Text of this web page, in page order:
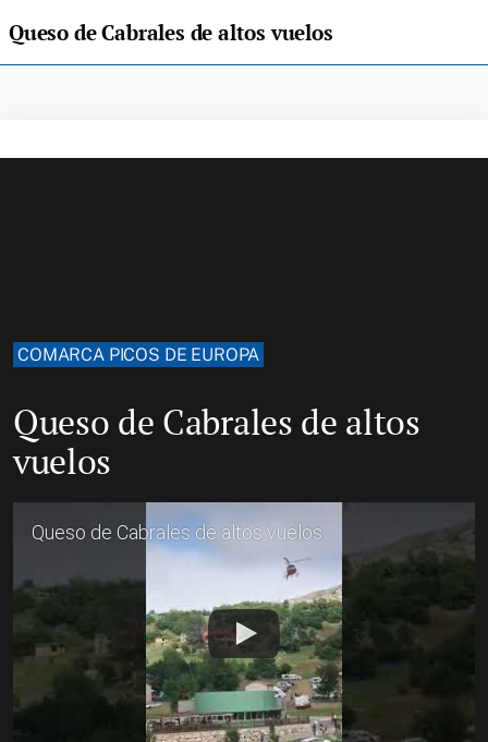
Queso de Cabrales de altos vuelos
COMARCA PICOS DE EUROPA
Queso de Cabrales de altos
vuelos
Queso de Cabrales de altos vuelos